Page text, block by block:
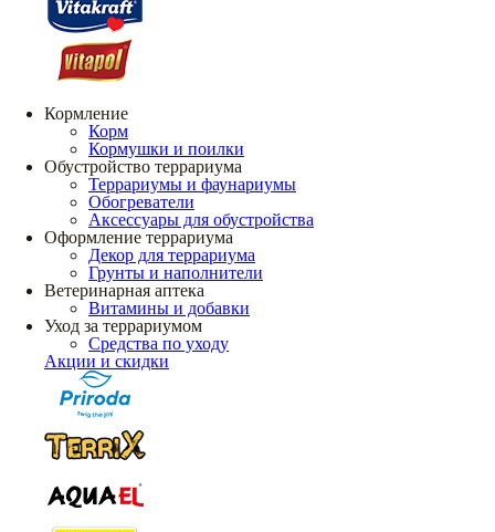
Кормление
Корм
Кормушки и поилки
Обустройство террариума
Террариумы и фаунариумы
Обогреватели
Аксессуары для обустройства
Оформление террариума
Декор для террариума
Грунты и наполнители
Ветеринарная аптека
Витамины и добавки
Уход за террариумом
Средства по уходу
Акции и скидки